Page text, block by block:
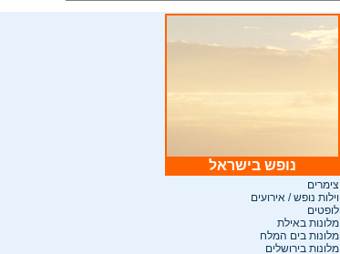
נופש בישראל
צימרים
וילות נופש / אירועים
לופטים
מלונות באילת
מלונות בים המלח
מלונות בירושלים